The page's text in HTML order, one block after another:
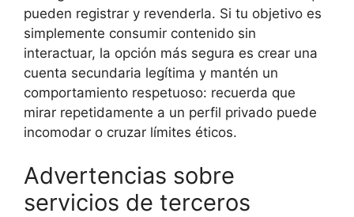
pueden registrar y revenderla. Si tu objetivo es
simplemente consumir contenido sin
interactuar, la opción más segura es crear una
cuenta secundaria legítima y mantén un
comportamiento respetuoso: recuerda que
mirar repetidamente a un perfil privado puede
incomodar o cruzar límites éticos.
Advertencias sobre
servicios de terceros